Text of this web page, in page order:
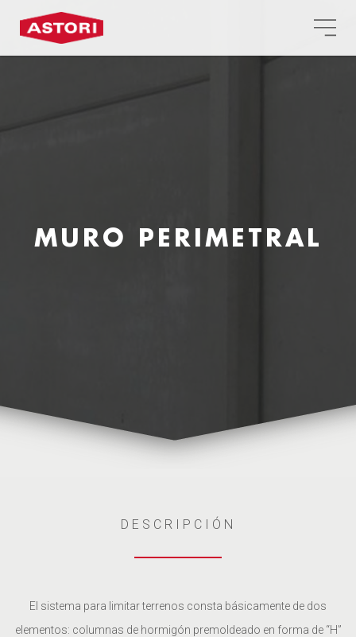
MURO PERIMETRAL
DESCRIPCIÓN
El sistema para limitar terrenos consta básicamente de dos
elementos: columnas de hormigón premoldeado en forma de “H”